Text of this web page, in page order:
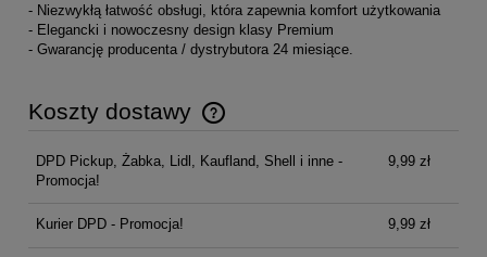
- Niezwykłą łatwość obsługi, która zapewnia komfort użytkowania
- Elegancki i nowoczesny design klasy Premium
- Gwarancję producenta / dystrybutora 24 miesiące.
Koszty dostawy
Cena nie zawiera ewentualnych kosztów płatności
DPD Pickup, Żabka, Lidl, Kaufland, Shell i inne -
Promocja!
9,99 zł
Kurier DPD - Promocja! 9,99 zł